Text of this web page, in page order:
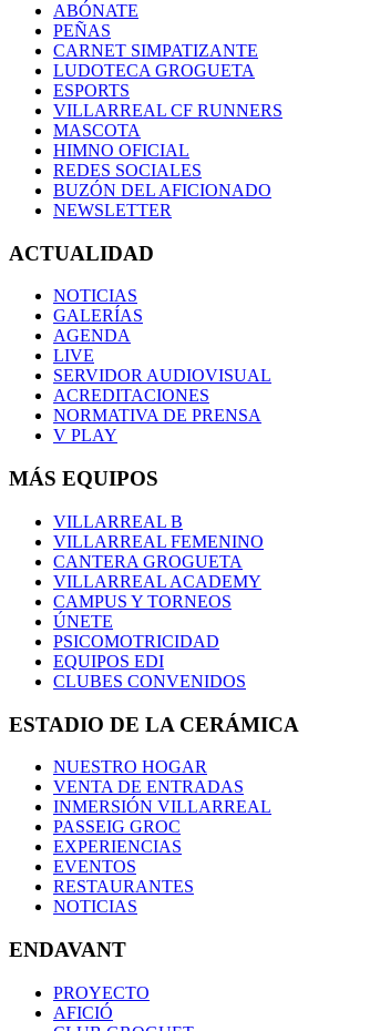
ABÓNATE
PEÑAS
CARNET SIMPATIZANTE
LUDOTECA GROGUETA
ESPORTS
VILLARREAL CF RUNNERS
MASCOTA
HIMNO OFICIAL
REDES SOCIALES
BUZÓN DEL AFICIONADO
NEWSLETTER
ACTUALIDAD
NOTICIAS
GALERÍAS
AGENDA
LIVE
SERVIDOR AUDIOVISUAL
ACREDITACIONES
NORMATIVA DE PRENSA
V PLAY
MÁS EQUIPOS
VILLARREAL B
VILLARREAL FEMENINO
CANTERA GROGUETA
VILLARREAL ACADEMY
CAMPUS Y TORNEOS
ÚNETE
PSICOMOTRICIDAD
EQUIPOS EDI
CLUBES CONVENIDOS
ESTADIO DE LA CERÁMICA
NUESTRO HOGAR
VENTA DE ENTRADAS
INMERSIÓN VILLARREAL
PASSEIG GROC
EXPERIENCIAS
EVENTOS
RESTAURANTES
NOTICIAS
ENDAVANT
PROYECTO
AFICIÓ